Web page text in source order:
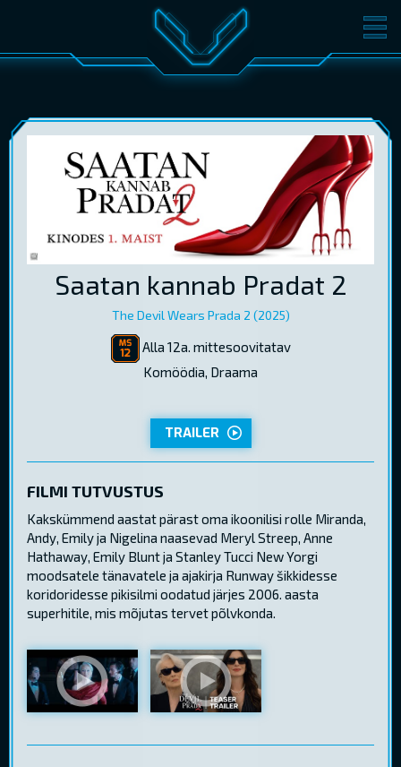
FILMID PILETID
KINKEKAARDID
RUS LOGI SISSE
Saatan kannab Pradat 2
The Devil Wears Prada 2 (2025)
Alla 12a. mittesoovitatav
Komöödia, Draama
TRAILER
FILMI TUTVUSTUS
Kakskümmend aastat pärast oma ikoonilisi rolle Miranda,
Andy, Emily ja Nigelina naasevad Meryl Streep, Anne
Hathaway, Emily Blunt ja Stanley Tucci New Yorgi
moodsatele tänavatele ja ajakirja Runway šikkidesse
koridoridesse pikisilmi oodatud järjes 2006. aasta
superhitile, mis mõjutas tervet põlvkonda.